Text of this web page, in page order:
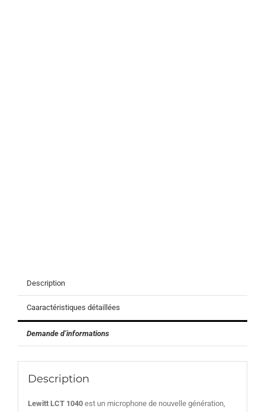
Description
Caaractéristiques détaillées
Demande d’informations
Description
Lewitt LCT 1040est un microphone de nouvelle génération,